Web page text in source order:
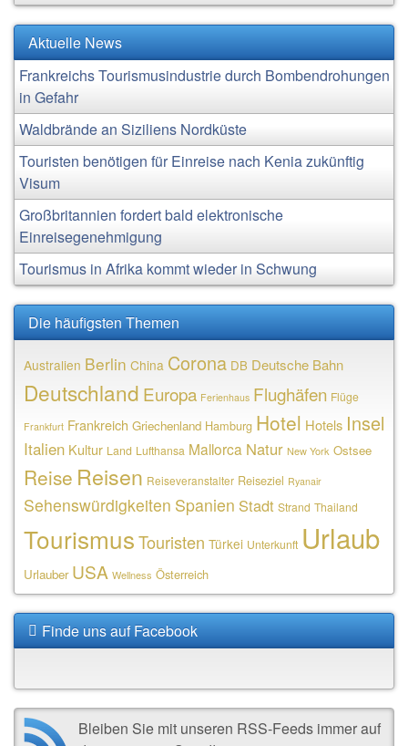
Aktuelle News
Frankreichs Tourismusindustrie durch Bombendrohungen
in Gefahr
Waldbrände an Siziliens Nordküste
Touristen benötigen für Einreise nach Kenia zukünftig
Visum
Großbritannien fordert bald elektronische
Einreisegenehmigung
Tourismus in Afrika kommt wieder in Schwung
Die häufigsten Themen
Australien Berlin China Corona DB Deutsche Bahn
Deutschland Europa Ferienhaus Flughäfen Flüge
Frankfurt Frankreich Griechenland Hamburg Hotel Hotels Insel
Italien Kultur Land Lufthansa Mallorca Natur New York Ostsee
Reise Reisen Reiseveranstalter Reiseziel Ryanair
Sehenswürdigkeiten Spanien Stadt Strand Thailand
TourismusTouristen Türkei Unterkunft Urlaub
Urlauber USA Wellness Österreich
Finde uns auf Facebook
Bleiben Sie mit unseren RSS-Feeds immer auf